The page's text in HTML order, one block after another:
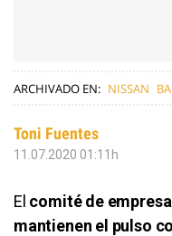
ARCHIVADO EN: NISSAN
Toni Fuentes
11.07.2020 01:11h
El comité de
mantienen el pulso